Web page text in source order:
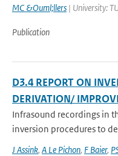
MC &Ouml;llers | University:
Publication
D3.4 REPORT ON
DERIVATION/
Infrasound recordings in
inversion procedures to
J Assink, A Le Pichon, F Baier,